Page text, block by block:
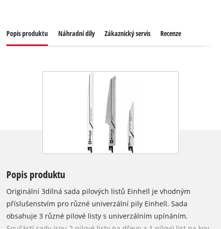
Popis produktu Náhradní díly Zákaznický servis Recenze
Popis produktu
Originální 3dílná sada pilových listů Einhell je vhodným
příslušenstvím pro různé univerzální pily Einhell. Sada
obsahuje 3 různé pilové listy s univerzálním upínáním.